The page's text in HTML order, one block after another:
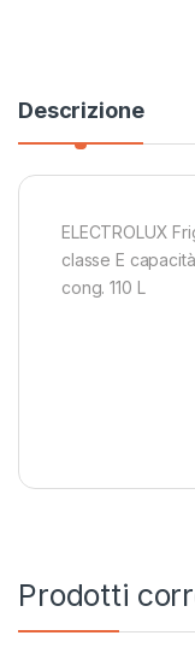
Descrizione
ELECTROLUX
classe E
cong. 110 L
Prodotti